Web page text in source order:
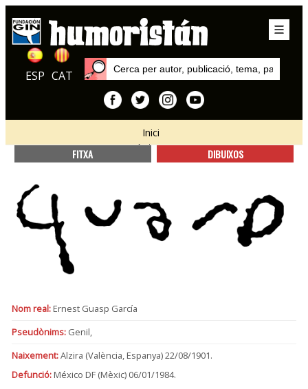
ESP CAT
Inici
Autors
FITXA DIBUIXOS
Nom real:Ernest Guasp García
Pseudònims:Genil,
Naixement:Alzira (València, Espanya) 22/08/1901.
Defunció:México DF (Mèxic) 06/01/1984.